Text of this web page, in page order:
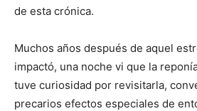
de esta crónica.
Muchos años después de aquel
impactó, una noche vi que la
tuve curiosidad por revisitarla,
precarios efectos especiales de